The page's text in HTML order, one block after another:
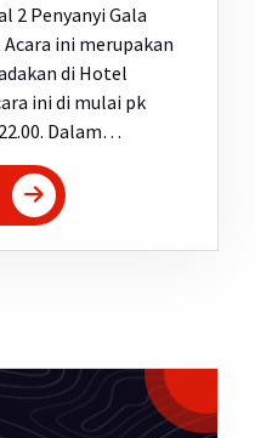
2 Penyanyi Gala
ini merupakan
di Hotel
ini di mulai pk
Dalam…